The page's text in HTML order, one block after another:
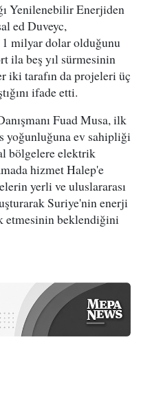
Yenilenebilir Enerjiden
ed Duveyc,
1 milyar dolar olduğunu
ila beş yıl sürmesinin
iki tarafın da projeleri üç
ifade etti.
Fuad Musa, ilk
yoğunluğuna ev sahipliği
bölgelere elektrik
hizmet Halep'e
yerli ve uluslararası
Suriye'nin enerji
etmesinin beklendiğini